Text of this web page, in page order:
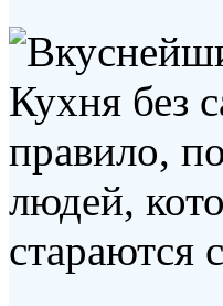
Кухня без
правило,
людей,
стараются